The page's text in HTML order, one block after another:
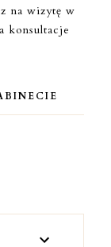
na wizytę w
konsultacje